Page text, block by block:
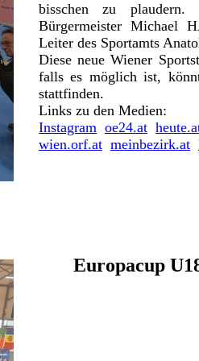
bisschen zu
Bürgermeister Michael
Leiter des Sportamts
Diese neue Wiener
falls es möglich ist,
stattfinden.
Links zu den Medien:
Instagram oe24.at
wien.orf.at meinbezirk.at
Europacup